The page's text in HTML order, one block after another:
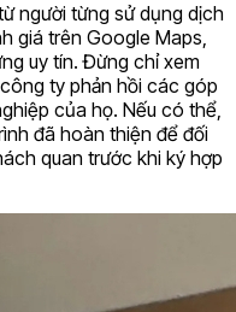
người từng sử dụng dịch
giá trên Google Maps,
uy tín. Đừng chỉ xem
ty phản hồi các góp
của họ. Nếu có thể,
đã hoàn thiện để đối
quan trước khi ký hợp